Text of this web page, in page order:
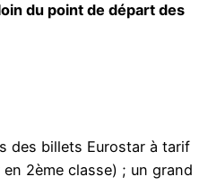
du point de départ des
billets Eurostar à tarif
2ème classe) ; un grand